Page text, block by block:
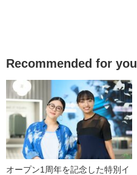
Recommended for you
オープン1周年を記念した特別イ